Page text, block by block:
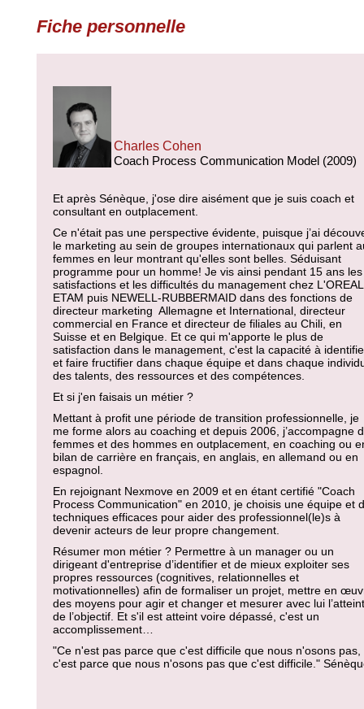
Fiche personnelle
Charles Cohen
Coach Process Communication Model (2009)
Et après Sénèque, j'ose dire aisément que je suis coach et
consultant en outplacement.
Ce n'était pas une perspective évidente, puisque j’ai
le marketing au sein de groupes internationaux qui parlent
femmes en leur montrant qu'elles sont belles. Séduisant
programme pour un homme! Je vis ainsi pendant 15 ans les
satisfactions et les difficultés du management chez
ETAM puis NEWELL-RUBBERMAID dans des fonctions de
directeur marketing Allemagne et International, directeur
commercial en France et directeur de filiales au Chili, en
Suisse et en Belgique. Et ce qui m'apporte le plus de
satisfaction dans le management, c'est la capacité à
et faire fructifier dans chaque équipe et dans chaque
des talents, des ressources et des compétences.
Et si j'en faisais un métier ?
Mettant à profit une période de transition professionnelle, je
me forme alors au coaching et depuis 2006, j’accompagne
femmes et des hommes en outplacement, en coaching ou
bilan de carrière en français, en anglais, en allemand ou en
espagnol.
En rejoignant Nexmove en 2009 et en étant certifié "Coach
Process Communication" en 2010, je choisis une équipe et
techniques efficaces pour aider des professionnel(le)s à
devenir acteurs de leur propre changement.
Résumer mon métier ? Permettre à un manager ou un
dirigeant d'entreprise d’identifier et de mieux exploiter ses
propres ressources (cognitives, relationnelles et
motivationnelles) afin de formaliser un projet, mettre en
des moyens pour agir et changer et mesurer avec lui
de l’objectif. Et s'il est atteint voire dépassé, c'est un
accomplissement…
"Ce n'est pas parce que c'est difficile que nous n'osons pas,
c'est parce que nous n'osons pas que c'est difficile."